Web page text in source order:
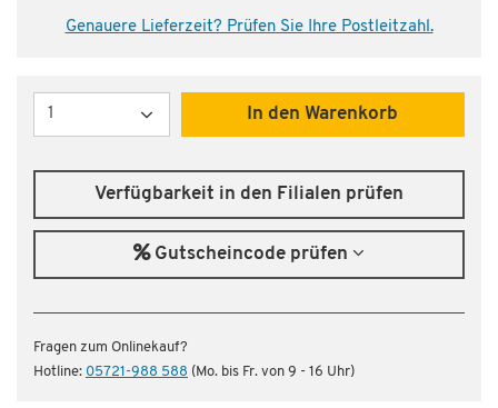
Genauere Lieferzeit? Prüfen Sie Ihre Postleitzahl.
Menge
In den Warenkorb
Verfügbarkeit in den Filialen prüfen
Gutscheincode prüfen
Fragen zum Onlinekauf?
Hotline: 05721-988 588 (Mo. bis Fr. von 9 - 16 Uhr)